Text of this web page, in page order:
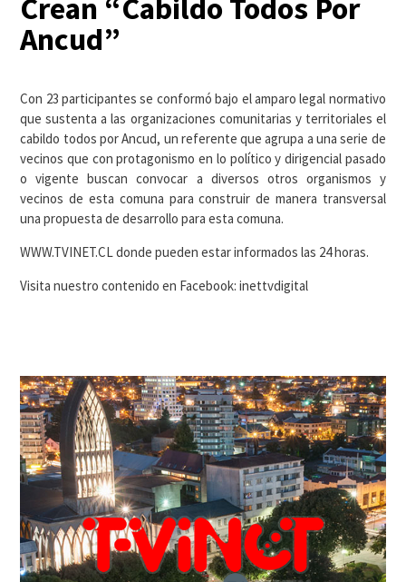
Crean “Cabildo Todos Por
Ancud”
Con 23 participantes se conformó bajo el amparo legal normativo
que sustenta a las organizaciones comunitarias y territoriales el
cabildo todos por Ancud, un referente que agrupa a una serie de
vecinos que con protagonismo en lo político y dirigencial pasado
o vigente buscan convocar a diversos otros organismos y
vecinos de esta comuna para construir de manera transversal
una propuesta de desarrollo para esta comuna.
WWW.TVINET.CL donde pueden estar informados las 24 horas.
Visita nuestro contenido en Facebook: inettvdigital